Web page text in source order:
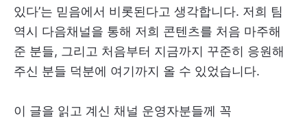
있다’는 믿음에서 비롯된다고 생각합니다. 저희 팀
역시 다음채널을 통해 저희 콘텐츠를 처음 마주해
준 분들, 그리고 처음부터 지금까지 꾸준히 응원해
주신 분들 덕분에 여기까지 올 수 있었습니다.
이 글을 읽고 계신 채널 운영자분들께 꼭